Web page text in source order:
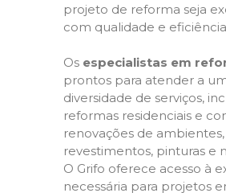
projeto de reforma seja
com qualidade e
Os especialistas em
prontos para atender a
diversidade de serviços,
reformas residenciais e
renovações de
revestimentos, pinturas e
O Grifo oferece acesso à
necessária para projetos